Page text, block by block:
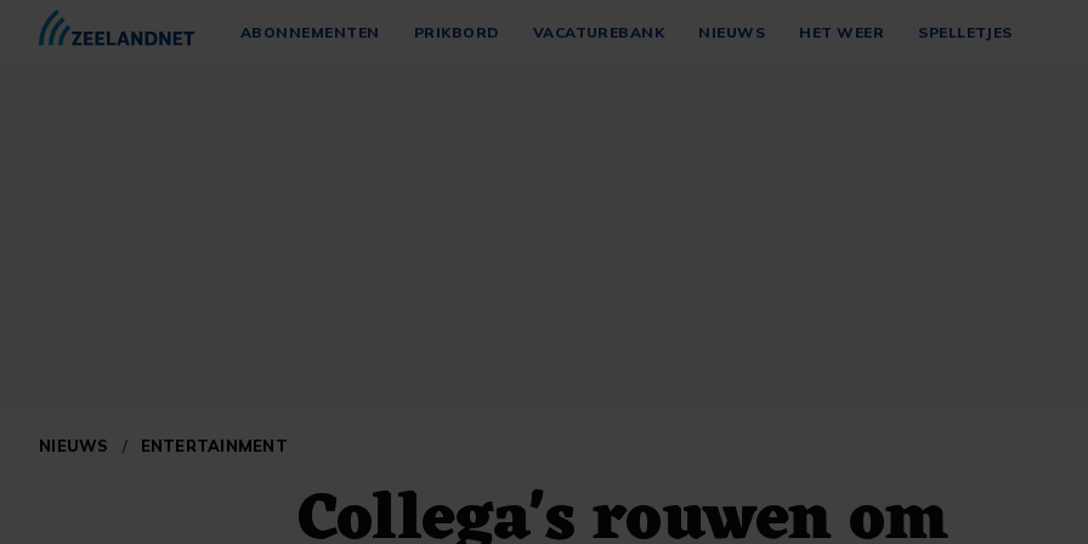
ABONNEMENTEN PRIKBORD VACATUREBANK NIEUWS HET WEER SPELLETJES
NIEUWS / ENTERTAINMENT